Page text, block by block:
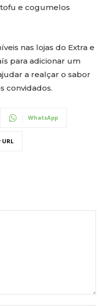
e cogumelos
nas lojas do Extra e
para adicionar um
a realçar o sabor
convidados.
WhatsApp
URL